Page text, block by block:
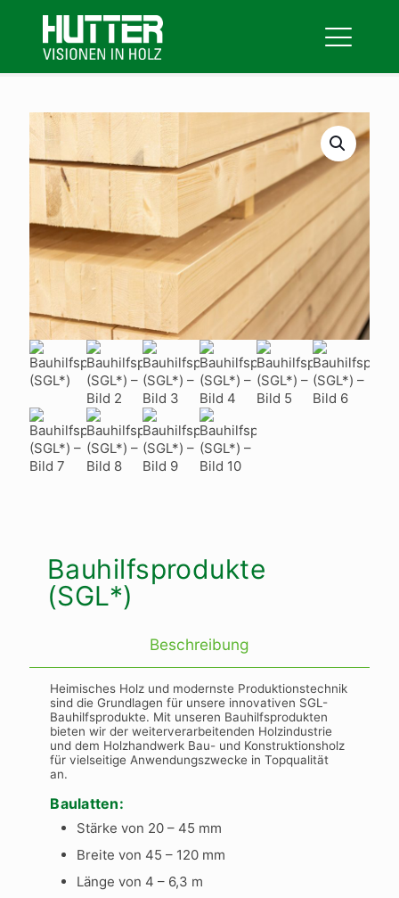
Bauhilfsprodukte
(SGL*)
Beschreibung
Heimisches Holz und modernste Produktionstechnik
sind die Grundlagen für unsere innovativen SGL-
Bauhilfsprodukte. Mit unseren Bauhilfsprodukten
bieten wir der weiterverarbeitenden Holzindustrie
und dem Holzhandwerk Bau- und Konstruktionsholz
für vielseitige Anwendungszwecke in Topqualität
an.
Baulatten:
Stärke von 20 – 45 mm
Breite von 45 – 120 mm
Länge von 4 – 6,3 m